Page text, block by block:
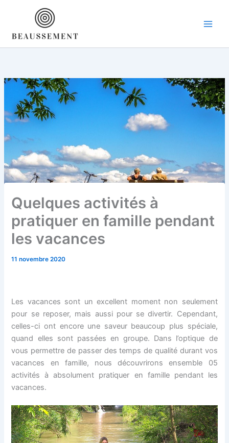
Quelques activités à
pratiquer en famille pendant
les vacances
11 novembre 2020
Les vacances sont un excellent moment non seulement
pour se reposer, mais aussi pour se divertir. Cependant,
celles-ci ont encore une saveur beaucoup plus spéciale,
quand elles sont passées en groupe. Dans l’optique de
vous permettre de passer des temps de qualité durant vos
vacances en famille, nous découvrirons ensemble 05
activités à absolument pratiquer en famille pendant les
vacances.